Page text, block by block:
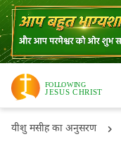
यीशु मसीह का अनुसरण